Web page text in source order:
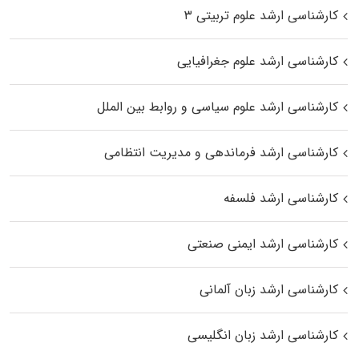
کارشناسی ارشد علوم تربیتی ۳
کارشناسی ارشد علوم جغرافیایی
کارشناسی ارشد علوم سیاسی و روابط بین الملل
کارشناسی ارشد فرماندهی و مدیریت انتظامی
کارشناسی ارشد فلسفه
کارشناسی ارشد ایمنی صنعتی
کارشناسی ارشد زبان آلمانی
کارشناسی ارشد زبان انگلیسی